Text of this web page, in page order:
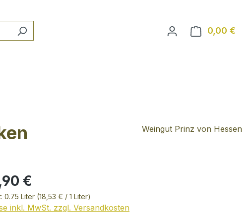
0,00 €
Weingut Prinz von Hessen
€
0.75 Liter (18,53 € / 1 Liter)
inkl. MwSt. zzgl. Versandkosten